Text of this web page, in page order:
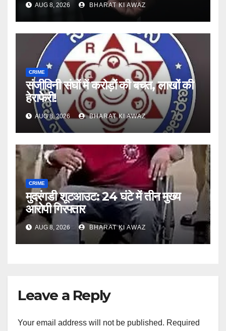
AUG 8, 2026 BHARAT KI AWAZ
CRIME
संजीविनी संघों में करोड़ों की बचत, लाखों की
हेराफेरी!
AUG 8, 2026 BHARAT KI AWAZ
CRIME
मुदरंगडी शूटआउट: 24 घंटे में तीन मुख्य
आरोपी गिरफ्तार
AUG 8, 2026 BHARAT KI AWAZ
Leave a Reply
Your email address will not be published. Required